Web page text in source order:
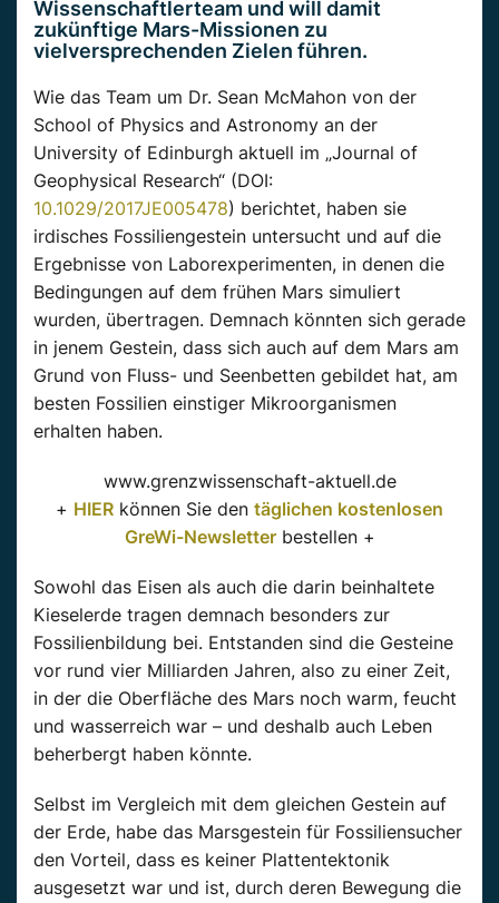
Wissenschaftlerteam und will damit
zukünftige Mars-Missionen zu
vielversprechenden Zielen führen.
Wie das Team um Dr. Sean McMahon von der
School of Physics and Astronomy an der
University of Edinburgh aktuell im „Journal of
Geophysical Research“ (DOI:
10.1029/2017JE005478) berichtet, haben sie
irdisches Fossiliengestein untersucht und auf die
Ergebnisse von Laborexperimenten, in denen die
Bedingungen auf dem frühen Mars simuliert
wurden, übertragen. Demnach könnten sich gerade
in jenem Gestein, dass sich auch auf dem Mars am
Grund von Fluss- und Seenbetten gebildet hat, am
besten Fossilien einstiger Mikroorganismen
erhalten haben.
www.grenzwissenschaft-aktuell.de
+ HIER können Sie den täglichen kostenlosen
GreWi-Newsletterbestellen +
Sowohl das Eisen als auch die darin beinhaltete
Kieselerde tragen demnach besonders zur
Fossilienbildung bei. Entstanden sind die Gesteine
vor rund vier Milliarden Jahren, also zu einer Zeit,
in der die Oberfläche des Mars noch warm, feucht
und wasserreich war – und deshalb auch Leben
beherbergt haben könnte.
Selbst im Vergleich mit dem gleichen Gestein auf
der Erde, habe das Marsgestein für Fossiliensucher
den Vorteil, dass es keiner Plattentektonik
ausgesetzt war und ist, durch deren Bewegung die